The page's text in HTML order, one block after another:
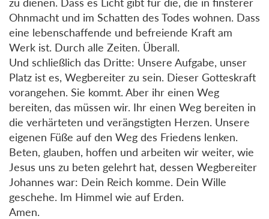
Ohnmacht und im Schatten des Todes wohnen. Dass
eine lebenschaffende und befreiende Kraft am
Werk ist. Durch alle Zeiten. Überall.
Und schließlich das Dritte: Unsere Aufgabe, unser
Platz ist es, Wegbereiter zu sein. Dieser Gotteskraft
vorangehen. Sie kommt. Aber ihr einen Weg
bereiten, das müssen wir. Ihr einen Weg bereiten in
die verhärteten und verängstigten Herzen. Unsere
eigenen Füße auf den Weg des Friedens lenken.
Beten, glauben, hoffen und arbeiten wir weiter, wie
Jesus uns zu beten gelehrt hat, dessen Wegbereiter
Johannes war: Dein Reich komme. Dein Wille
geschehe. Im Himmel wie auf Erden.
Amen.